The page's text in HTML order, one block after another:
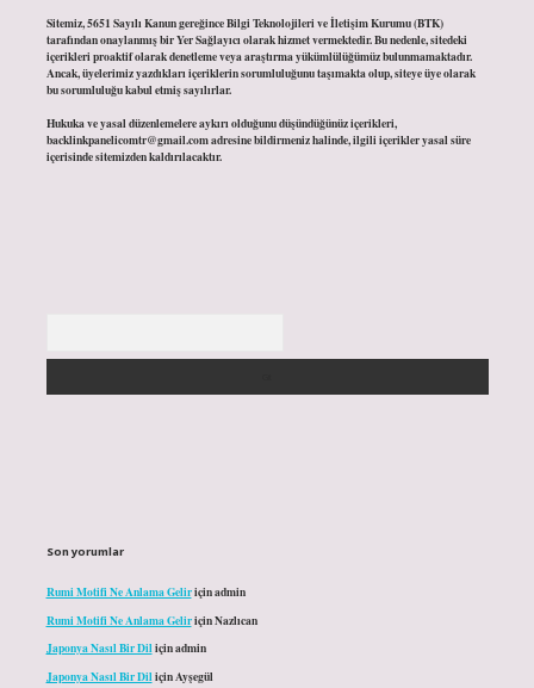
Sitemiz, 5651 Sayılı Kanun gereğince Bilgi Teknolojileri ve İletişim Kurumu (BTK)
tarafından onaylanmış bir Yer Sağlayıcı olarak hizmet vermektedir. Bu nedenle, sitedeki
içerikleri proaktif olarak denetleme veya araştırma yükümlülüğümüz bulunmamaktadır.
Ancak, üyelerimiz yazdıkları içeriklerin sorumluluğunu taşımakta olup, siteye üye olarak
bu sorumluluğu kabul etmiş sayılırlar.
Hukuka ve yasal düzenlemelere aykırı olduğunu düşündüğünüz içerikleri,
backlinkpanelicomtr@gmail.comadresine bildirmeniz halinde, ilgili içerikler yasal süre
içerisinde sitemizden kaldırılacaktır.
Son yorumlar
Rumi Motifi Ne Anlama Geliriçinadmin
Rumi Motifi Ne Anlama GeliriçinNazlıcan
Japonya Nasıl Bir Diliçinadmin
Japonya Nasıl Bir DiliçinAyşegül